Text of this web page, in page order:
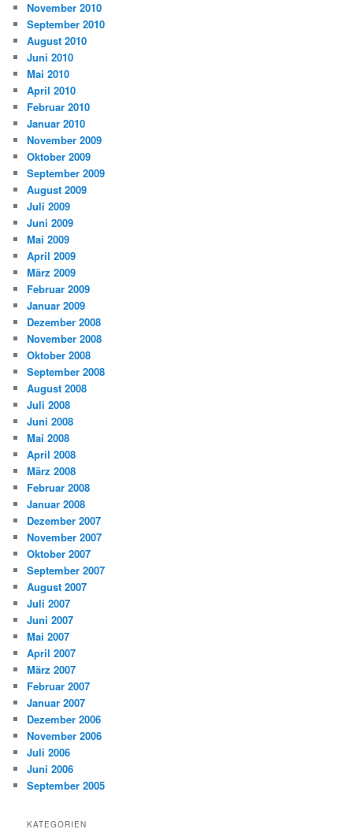
November 2010
September 2010
August 2010
Juni 2010
Mai 2010
April 2010
Februar 2010
Januar 2010
November 2009
Oktober 2009
September 2009
August 2009
Juli 2009
Juni 2009
Mai 2009
April 2009
März 2009
Februar 2009
Januar 2009
Dezember 2008
November 2008
Oktober 2008
September 2008
August 2008
Juli 2008
Juni 2008
Mai 2008
April 2008
März 2008
Februar 2008
Januar 2008
Dezember 2007
November 2007
Oktober 2007
September 2007
August 2007
Juli 2007
Juni 2007
Mai 2007
April 2007
März 2007
Februar 2007
Januar 2007
Dezember 2006
November 2006
Juli 2006
Juni 2006
September 2005
KATEGORIEN